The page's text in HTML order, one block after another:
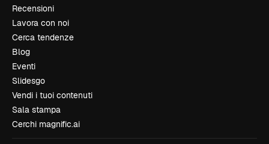
Recensioni
Lavora con noi
Cerca tendenze
Blog
Eventi
Slidesgo
Vendi i tuoi contenuti
Sala stampa
Cerchi magnific.ai